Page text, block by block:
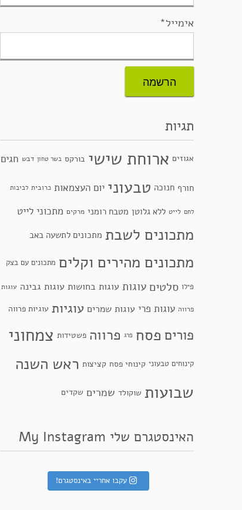
אימייל*
תגיות
אגוזים ארוחת שישי בורקס בשר טחון דבש חגים
חורף חנוכה טבעוני יום העצמאות כרובית לביבות
לחם לייט ללא גלוטן מטבח רומני מרקים מתכוני לייט
מתכונים לשבת מתכונים לתשעה באב
מתכונים מהירים וקלים מתכונים עם בצק
פילו סלטים עוגות עוגות בחושות עוגות גבינה עוגות
פרווה עוגות פרי עוגות שמרים עוגיות עוגיות פרווה
פורים פסח פרג פרווה פשטידות צמחוני
קינוחים טבעוני קינוחי פסח קציצות ראש השנה
שבועות שוקולד שמרים שקדים
האינסטגרם שלי My Instagram
עקבו אחריי באינסטגרם!